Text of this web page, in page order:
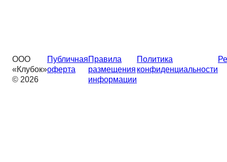
ООО
«Клубок»
© 2026
Публичная
оферта
Правила
размещения
информации
Политика
конфиденциальности